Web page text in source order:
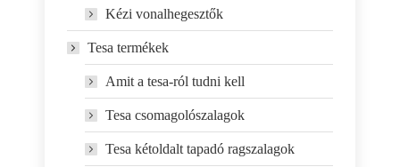
Kézi vonalhegesztők
Tesa termékek
Amit a tesa-ról tudni kell
Tesa csomagolószalagok
Tesa kétoldalt tapadó ragszalagok